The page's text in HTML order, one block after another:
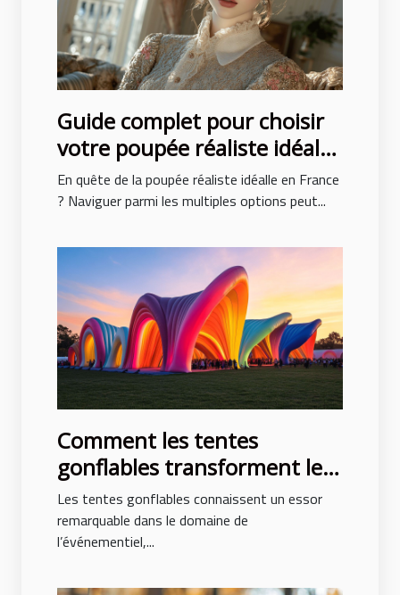
Guide complet pour choisir
votre poupée réaliste idéale
en France
En quête de la poupée réaliste idéalle en France
? Naviguer parmi les multiples options peut...
Comment les tentes
gonflables transforment les
événements en spectacles
Les tentes gonflables connaissent un essor
remarquable dans le domaine de
l’événementiel,...